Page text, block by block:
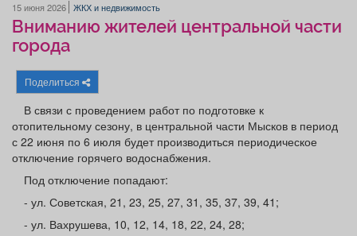
Работа Транспорт Компании
Афиша Обучение Проекты
15 июня 2026 ЖКХ и недвижимость
Вниманию жителей центральной части
города
Поделиться
В связи с проведением работ по подготовке к
отопительному сезону, в центральной части Мысков в период
с 22 июня по 6 июля будет производиться периодическое
отключение горячего водоснабжения.
Под отключение попадают:
- ул. Советская, 21, 23, 25, 27, 31, 35, 37, 39, 41;
- ул. Вахрушева, 10, 12, 14, 18, 22, 24, 28;